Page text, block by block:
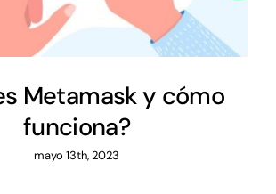
Metamask y cómo
funciona?
mayo 13th, 2023